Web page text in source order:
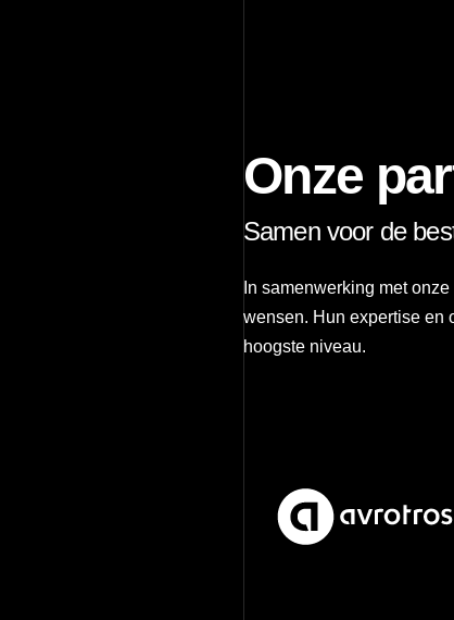
Onze
Samen voor de
In samenwerking met
wensen. Hun expertise en
hoogste niveau.